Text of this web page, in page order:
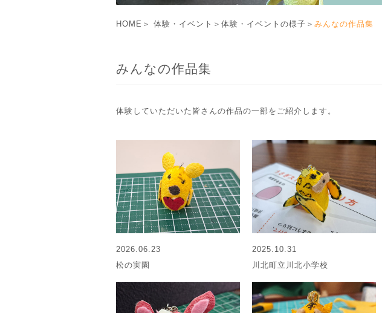
HOME ＞ 体験・イベント ＞ 体験・イベントの様子 ＞ みんなの作品集
みんなの作品集
体験していただいた皆さんの作品の一部をご紹介します。
2026.06.23
松の実園
2025.10.31
川北町立川北小学校